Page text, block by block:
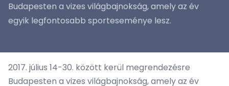
Budapesten a vizes világbajnokság, amely az év
egyik legfontosabb sporteseménye lesz.
2017. július 14-30. között kerül megrendezésre
Budapesten a vizes világbajnokság, amely az év